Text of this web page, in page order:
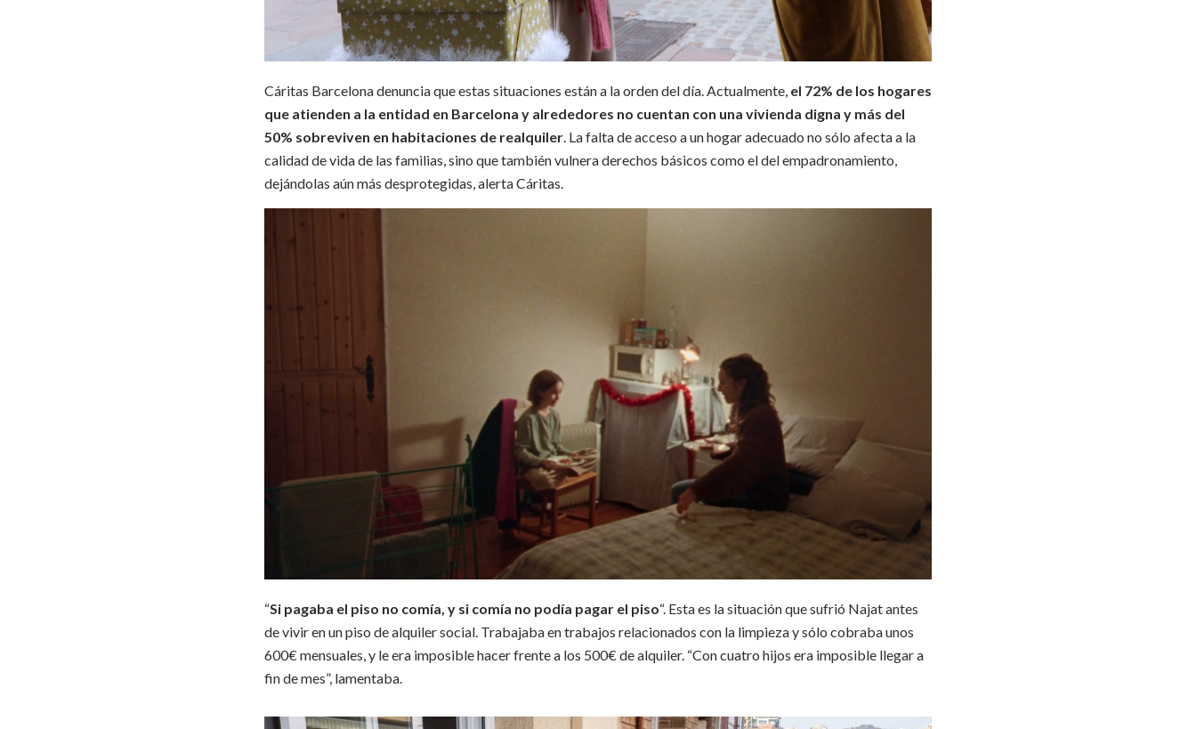
Cáritas Barcelona denuncia que estas situaciones están a la orden del día. Actualmente, el 72% de los hogares
que atienden a la entidad en Barcelona y alrededores no cuentan con una vivienda digna y más del
50% sobreviven en habitaciones de realquiler La falta de acceso a un hogar adecuado no sólo afecta a la
calidad de vida de las familias, sino que también vulnera derechos básicos como el del empadronamiento,
dejándolas aún más desprotegidas, alerta Cáritas.
“Si pagaba el piso no comía, y si comía no podía pagar el piso“. Esta es la situación que sufrió Najat antes
de vivir en un piso de alquiler social. Trabajaba en trabajos relacionados con la limpieza y sólo cobraba unos
600€ mensuales, y le era imposible hacer frente a los 500€ de alquiler. “Con cuatro hijos era imposible llegar a
fin de mes”, lamentaba.